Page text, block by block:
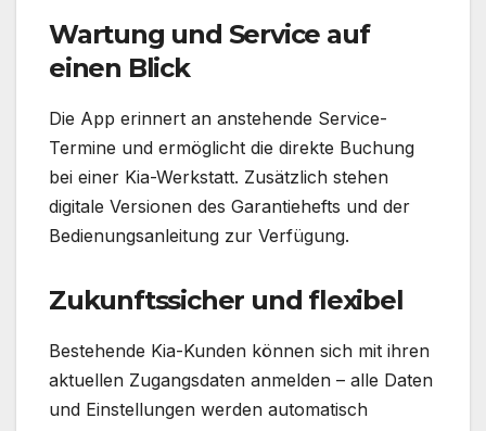
Wartung und Service auf
einen Blick
Die App erinnert an anstehende Service-
Termine und ermöglicht die direkte Buchung
bei einer Kia-Werkstatt. Zusätzlich stehen
digitale Versionen des Garantiehefts und der
Bedienungsanleitung zur Verfügung.
Zukunftssicher und flexibel
Bestehende Kia-Kunden können sich mit ihren
aktuellen Zugangsdaten anmelden – alle Daten
und Einstellungen werden automatisch